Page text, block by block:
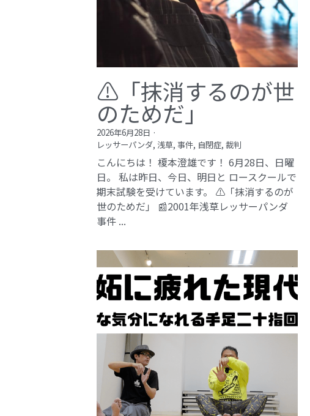
⚠️「抹消するのが世
のためだ」​
2026年6月28日 ·
レッサーパンダ, 浅草, 事件, 自閉症, 裁判
こんにちは！ 榎本澄雄です！ 6月28日、日曜
日。 私は昨日、今日、明日と ロースクールで
期末試験を受けています。 ⚠️「抹消するのが
世のためだ」 📰2001年浅草レッサーパンダ
事件​ ...